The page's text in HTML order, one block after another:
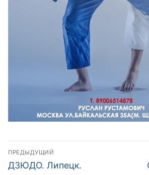
Навигация
по
ПРЕДЫДУЩИЙ
Предыдущий
ДЗЮДО. Липецк.